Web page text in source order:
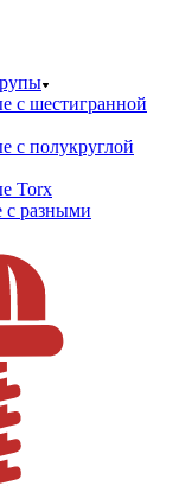
с шестигранной
с полукруглой
Torx
разными